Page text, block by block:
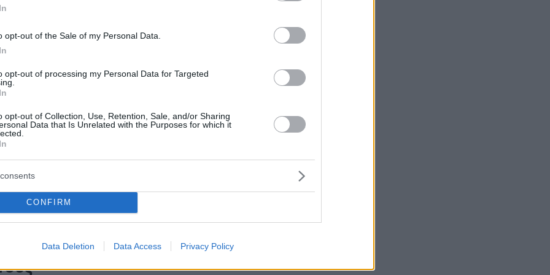
opt-out of the Sale of my Personal Data.
opt-out of processing my Personal Data for Targeted
opt-out of Collection, Use, Retention, Sale, and/or Sharing
Data that Is Unrelated with the Purposes for which it
CONFIRM
Data Deletion Data Access Privacy Policy
συνελήφθη από την αστυνομία για
την επήρεια αλκοόλ
αλλαγή που έκανε η Τζέσικα
εξωτερική της εμφάνιση
που ανέβασε η ηθοποιός
Μπίελ εξήγησε γιατί της
να τρώει το φαγητό της ενώ